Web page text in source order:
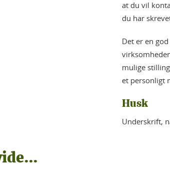
at du vil
du har
Det er en
mulige
et personligt
Husk
Underskrift,